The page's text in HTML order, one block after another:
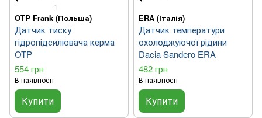
1
OTP Frank (Польша)
Датчик тиску
гідропідсилювача керма
OTP
554 грн
В наявності
Купити
ERA (Італія)
Датчик температури
охолоджуючої рідини
Dacia Sandero ERA
482 грн
В наявності
Купити